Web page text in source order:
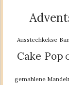
Ausstechkekse
Cake Pop
gemahlene